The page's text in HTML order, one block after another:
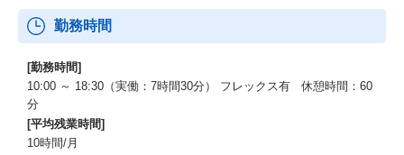
勤務時間
[勤務時間]
10:00 ～ 18:30（実働：7時間30分） フレックス有 休憩時間：60
分
[平均残業時間]
10時間/月